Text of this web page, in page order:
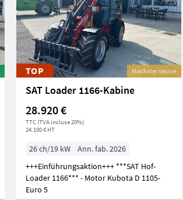
TOP Machine neuve
SAT Loader 1166-Kabine
28.920 €
TTC (TVA incluse 20%)
24.100 € HT
26 ch/19 kW
Ann. fab. 2026
+++Einführungsaktion+++ ***SAT Hof-
Loader 1166*** - Motor Kubota D 1105-
Euro 5